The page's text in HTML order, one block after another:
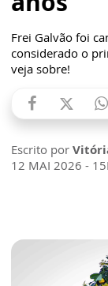
Frei Galvão foi
considerado o
veja sobre!
Escrito por
12 MAI 2026 -